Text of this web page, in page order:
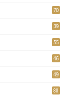
70
39
55
46
49
88